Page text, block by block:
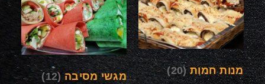
מנות חמות(20)
מגשי מסיבה (12)